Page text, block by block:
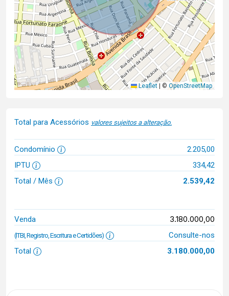
Leaflet © OpenStreetMap
Total para Acessórios valores sujeitos a alteração.
Condomínio
2.205,00
IPTU
334,42
Total / Mês
2.539,42
Venda 3.180.000,00
(ITBI, Registro, Escritura e Certidões)
Consulte-nos
Total
3.180.000,00